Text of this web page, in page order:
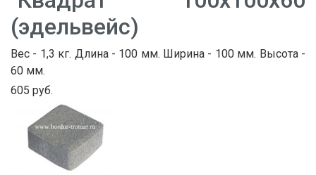
(эдельвейс)
Вес - 1,3 кг. Длина - 100 мм. Ширина - 100 мм. Высота -
60 мм.
605 руб.